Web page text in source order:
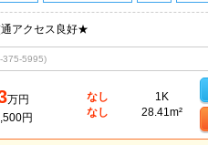
アクセス良好★
375-5995)
万円
円
なし
なし
1K
28.41m²